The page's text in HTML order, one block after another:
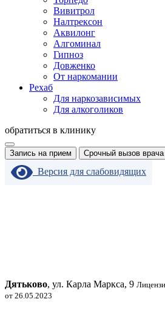
Вивитрол
Налтрексон
Аквилонг
Алгоминал
Гипноз
Довженко
От наркомании
Рехаб
Для наркозависимых
Для алкоголиков
обратиться в клинику
Запись на прием Срочный вызов врача
Версия для слабовидящих
Дятьково, ул. Карла Маркса, 9
от 26.05.2023